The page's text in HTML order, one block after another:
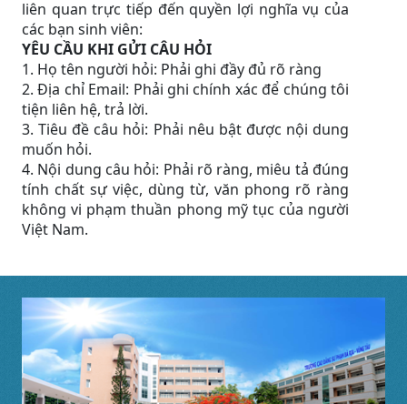
liên quan trực tiếp đến quyền lợi nghĩa vụ của
các bạn sinh viên:
YÊU CẦU KHI GỬI CÂU HỎI
1. Họ tên người hỏi: Phải ghi đầy đủ rõ ràng
2. Địa chỉ Email: Phải ghi chính xác để chúng tôi
tiện liên hệ, trả lời.
3. Tiêu đề câu hỏi: Phải nêu bật được nội dung
muốn hỏi.
4. Nội dung câu hỏi: Phải rõ ràng, miêu tả đúng
tính chất sự việc, dùng từ, văn phong rõ ràng
không vi phạm thuần phong mỹ tục của người
Việt Nam.